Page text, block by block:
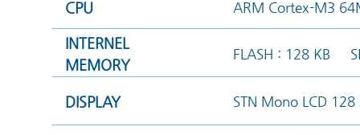
CPU​ ARM Cortex-M3
INTERNEL
MEMORY
FLASH : 128 KB
DISPLAY STN Mono LCD 128